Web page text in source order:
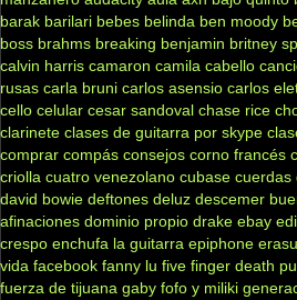
barak barilari bebes belinda ben moody
boss brahms breaking benjamin britney
calvin harris camaron camila cabello
rusas carla bruni carlos asensio carlos
cello celular cesar sandoval chase rice
clarinete clases de guitarra por skype
comprar compás consejos corno francés
criolla cuatro venezolano cubase cuerdas
david bowie deftones deluz descemer
afinaciones dominio propio drake ebay
crespo enchufa la guitarra epiphone
vida facebook fanny lu five finger death
fuerza de tijuana gaby fofo y miliki